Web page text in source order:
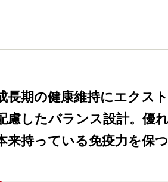
長期の健康維持にエクス
慮したバランス設計。優
来持っている免疫力を保つ